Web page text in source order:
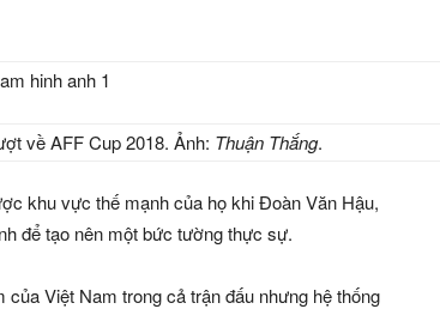
về AFF Cup 2018. Ảnh: Thuận Thắng.
khu vực thế mạnh của họ khi Đoàn Văn Hậu,
để tạo nên một bức tường thực sự.
Việt Nam trong cả trận đấu nhưng hệ thống